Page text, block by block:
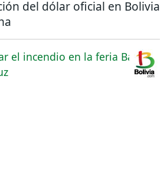
del dólar oficial en Bolivia